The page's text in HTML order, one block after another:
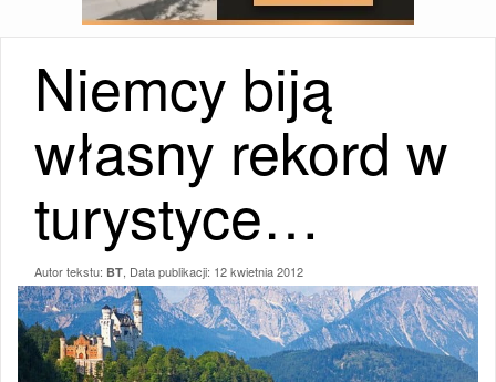
Niemcy biją
własny rekord w
turystyce…
Autor tekstu: BT , Data publikacji: 12 kwietnia 2012